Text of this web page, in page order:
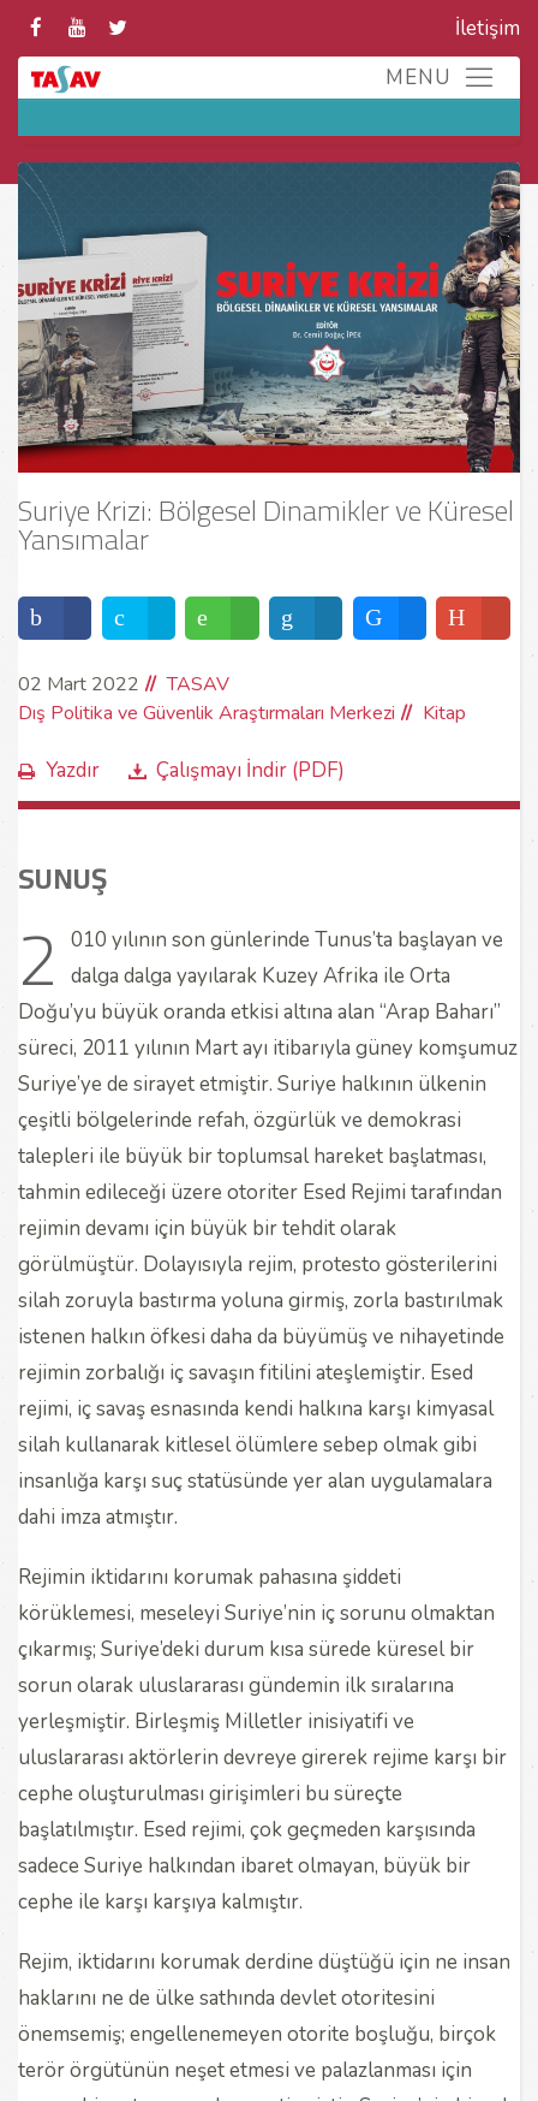
İletişim
Suriye Krizi: Bölgesel Dinamikler ve Küresel
Yansımalar
02 Mart 2022
TASAV
Dış Politika ve Güvenlik Araştırmaları Merkezi
Kitap
Yazdır Çalışmayı İndir (PDF)
SUNUŞ
2
010 yılının son günlerinde Tunus’ta başlayan ve
dalga dalga yayılarak Kuzey Afrika ile Orta
Doğu’yu büyük oranda etkisi altına alan “Arap Baharı”
süreci, 2011 yılının Mart ayı itibarıyla güney komşumuz
Suriye’ye de sirayet etmiştir. Suriye halkının ülkenin
çeşitli bölgelerinde refah, özgürlük ve demokrasi
talepleri ile büyük bir toplumsal hareket başlatması,
tahmin edileceği üzere otoriter Esed Rejimi tarafından
rejimin devamı için büyük bir tehdit olarak
görülmüştür. Dolayısıyla rejim, protesto gösterilerini
silah zoruyla bastırma yoluna girmiş, zorla bastırılmak
istenen halkın öfkesi daha da büyümüş ve nihayetinde
rejimin zorbalığı iç savaşın fitilini ateşlemiştir. Esed
rejimi, iç savaş esnasında kendi halkına karşı kimyasal
silah kullanarak kitlesel ölümlere sebep olmak gibi
insanlığa karşı suç statüsünde yer alan uygulamalara
dahi imza atmıştır.
Rejimin iktidarını korumak pahasına şiddeti
körüklemesi, meseleyi Suriye’nin iç sorunu olmaktan
çıkarmış; Suriye’deki durum kısa sürede küresel bir
sorun olarak uluslararası gündemin ilk sıralarına
yerleşmiştir. Birleşmiş Milletler inisiyatifi ve
uluslararası aktörlerin devreye girerek rejime karşı bir
cephe oluşturulması girişimleri bu süreçte
başlatılmıştır. Esed rejimi, çok geçmeden karşısında
sadece Suriye halkından ibaret olmayan, büyük bir
cephe ile karşı karşıya kalmıştır.
Rejim, iktidarını korumak derdine düştüğü için ne insan
haklarını ne de ülke sathında devlet otoritesini
önemsemiş; engellenemeyen otorite boşluğu, birçok
terör örgütünün neşet etmesi ve palazlanması için